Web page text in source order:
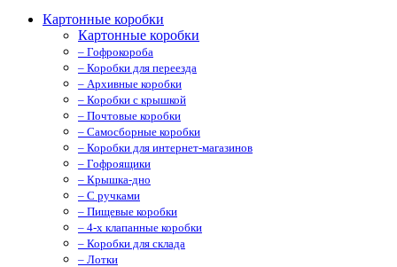
Картонные коробки
Картонные коробки
– Гофрокороба
– Коробки для переезда
– Архивные коробки
– Коробки с крышкой
– Почтовые коробки
– Самосборные коробки
– Коробки для интернет-магазинов
– Гофроящики
– Крышка-дно
– С ручками
– Пищевые коробки
– 4-х клапанные коробки
– Коробки для склада
– Лотки